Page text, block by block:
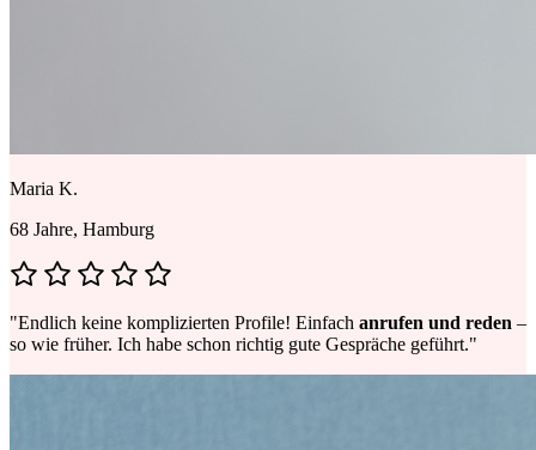
Maria K.
68 Jahre, Hamburg
"Endlich keine komplizierten Profile! Einfach anrufen und reden –
so wie früher. Ich habe schon richtig gute Gespräche geführt."